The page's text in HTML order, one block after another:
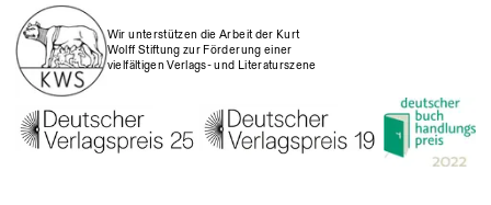
Wir unterstützen die Arbeit der Kurt
Wolff Stiftung zur Förderung einer
vielfältigen Verlags- und Literaturszene